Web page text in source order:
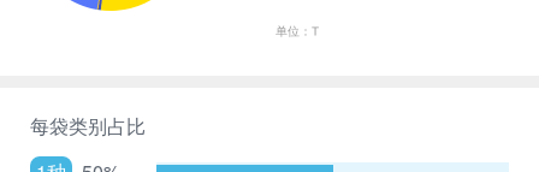
每袋类别占比